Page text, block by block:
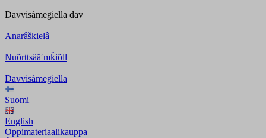
Davvisámegiella dav
Anarâškielâ
Nuõrttsääʹmǩiõll
Davvisámegiella
Suomi
English
Oppimateriaalikauppa